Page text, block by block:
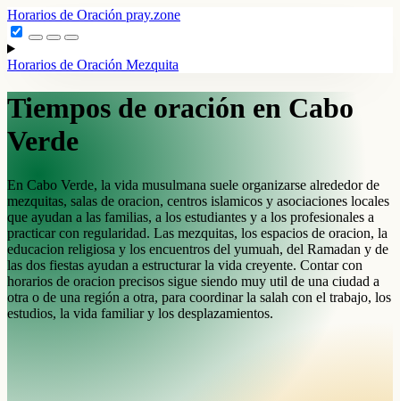
Horarios de Oración pray.zone
Horarios de Oración Mezquita
Tiempos de oración en Cabo
Verde
En Cabo Verde, la vida musulmana suele organizarse alrededor de
mezquitas, salas de oracion, centros islamicos y asociaciones locales
que ayudan a las familias, a los estudiantes y a los profesionales a
practicar con regularidad. Las mezquitas, los espacios de oracion, la
educacion religiosa y los encuentros del yumuah, del Ramadan y de
las dos fiestas ayudan a estructurar la vida creyente. Contar con
horarios de oracion precisos sigue siendo muy util de una ciudad a
otra o de una región a otra, para coordinar la salah con el trabajo, los
estudios, la vida familiar y los desplazamientos.